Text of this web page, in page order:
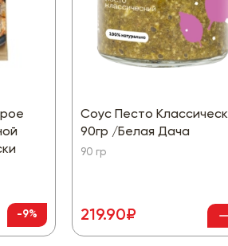
-9%
Соус Песто
90гр /Белая Дача
90 гр
219.90₽